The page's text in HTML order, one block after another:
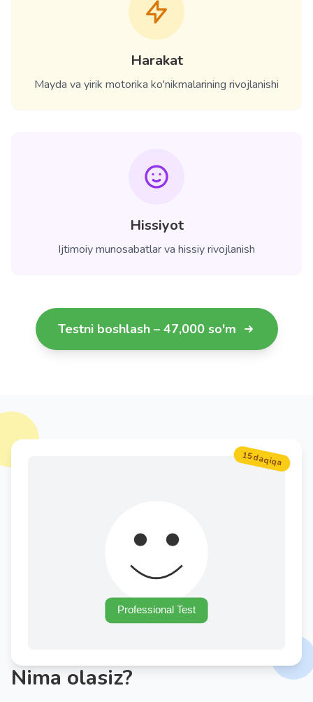
Harakat
Mayda va yirik motorika ko'nikmalarining rivojlanishi
Hissiyot
Ijtimoiy munosabatlar va hissiy rivojlanish
Testni boshlash – 47,000 so'm
15 daqiqa
Nima olasiz?